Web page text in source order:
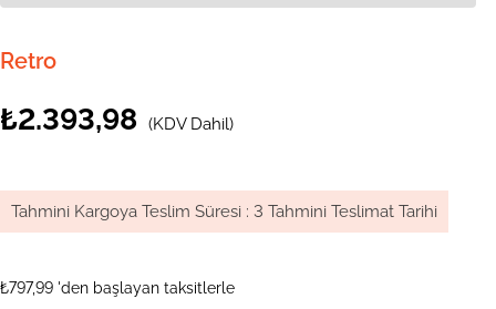
Retro
₺2.393,98 (KDV Dahil)
Tahmini Kargoya Teslim Süresi : 3 Tahmini Teslimat Tarihi
₺797,99 'den başlayan taksitlerle